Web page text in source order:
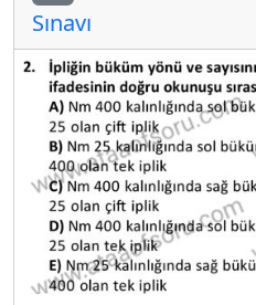
Sınavı